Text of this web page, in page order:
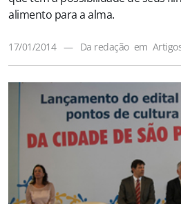
alimento para a alma.
17/01/2014 — Da redação em